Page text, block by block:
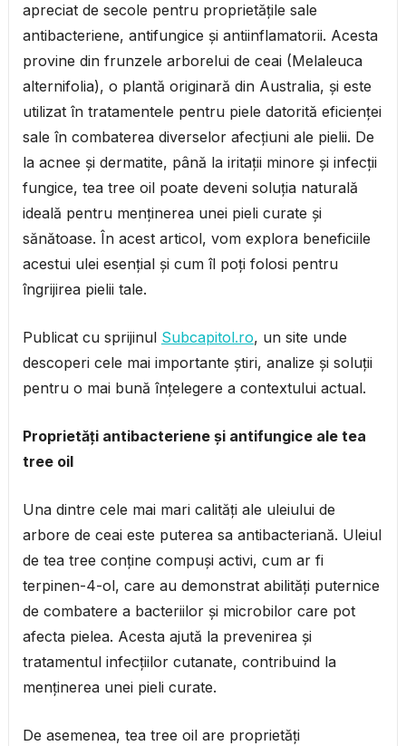
apreciat de secole pentru proprietățile sale
antibacteriene, antifungice și antiinflamatorii. Acesta
provine din frunzele arborelui de ceai (Melaleuca
alternifolia), o plantă originară din Australia, și este
utilizat în tratamentele pentru piele datorită eficienței
sale în combaterea diverselor afecțiuni ale pielii. De
la acnee și dermatite, până la iritații minore și infecții
fungice, tea tree oil poate deveni soluția naturală
ideală pentru menținerea unei pieli curate și
sănătoase. În acest articol, vom explora beneficiile
acestui ulei esențial și cum îl poți folosi pentru
îngrijirea pielii tale.
Publicat cu sprijinul Subcapitol.ro, un site unde
descoperi cele mai importante știri, analize și soluții
pentru o mai bună înțelegere a contextului actual.
Proprietăți antibacteriene și antifungice ale tea
tree oil
Una dintre cele mai mari calități ale uleiului de
arbore de ceai este puterea sa antibacteriană. Uleiul
de tea tree conține compuși activi, cum ar fi
terpinen-4-ol, care au demonstrat abilități puternice
de combatere a bacteriilor și microbilor care pot
afecta pielea. Acesta ajută la prevenirea și
tratamentul infecțiilor cutanate, contribuind la
menținerea unei pieli curate.
De asemenea, tea tree oil are proprietăți